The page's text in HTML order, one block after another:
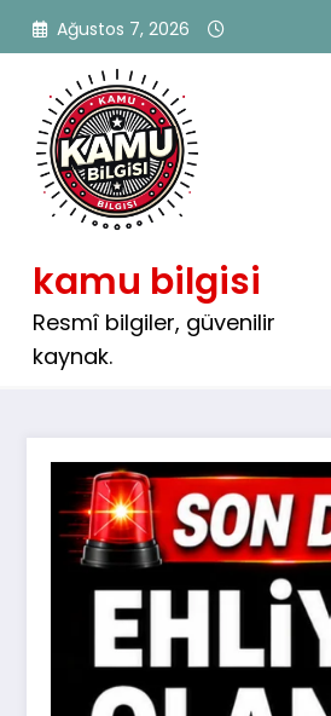
İçeriğe
atla
Ağustos 7, 2026
kamu bilgisi
Resmî bilgiler, güvenilir
kaynak.
🚗 Ehliyeti
Cezaevlerine
Yapılacak